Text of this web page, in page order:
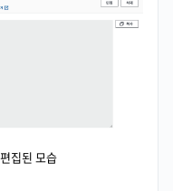
집된 모습